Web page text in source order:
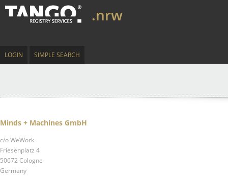
.nrw
LOGIN SIMPLE SEARCH
Minds + Machines GmbH
c/o WeWork
Friesenplatz 4
50672 Cologne
Germany